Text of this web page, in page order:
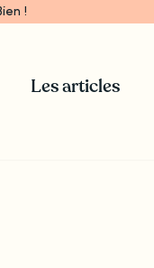
!
Les articles